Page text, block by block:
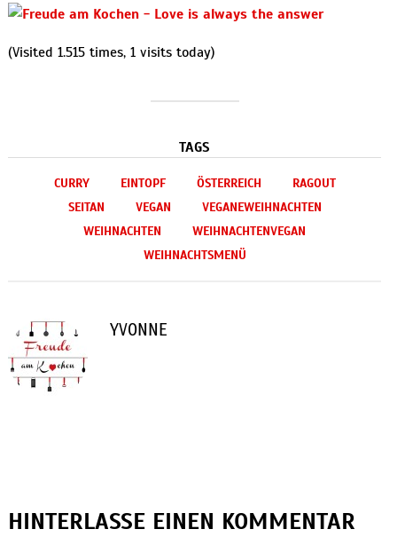
(Visited 1.515 times, 1 visits today)
TAGS
CURRY EINTOPF ÖSTERREICH
RAGOUT
SEITAN
VEGAN
VEGANEWEIHNACHTEN
WEIHNACHTEN
WEIHNACHTENVEGAN
WEIHNACHTSMENÜ
YVONNE
HINTERLASSE EINEN KOMMENTAR